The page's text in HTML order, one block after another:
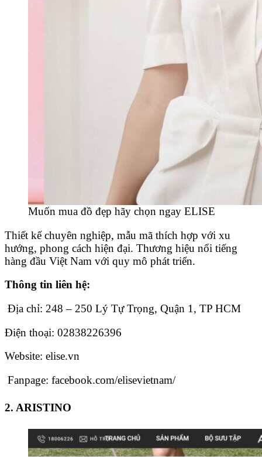
Muốn mua đồ đẹp hãy chọn ngay ELISE
Thiết kế chuyên nghiệp, mẫu mã thích hợp với xu
hướng, phong cách hiện đại. Thương hiệu nổi tiếng
hàng đầu Việt Nam với quy mô phát triển.
Thông tin liên hệ:
Địa chỉ: 248 – 250 Lý Tự Trọng, Quận 1, TP HCM
Điện thoại: 02838226396
Website: elise.vn
Fanpage: facebook.com/elisevietnam/
2. ARISTINO